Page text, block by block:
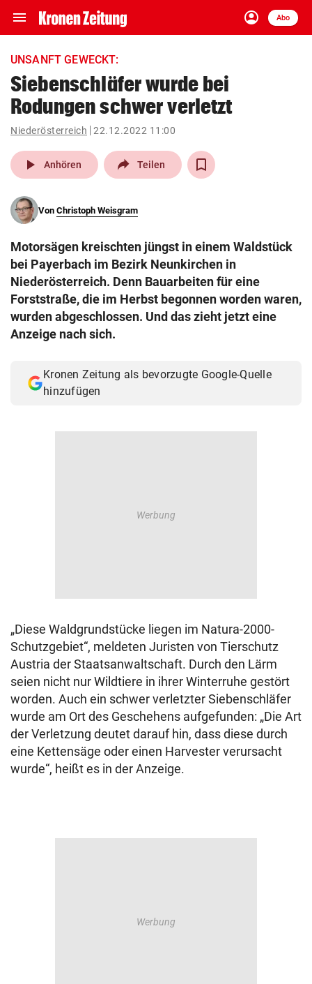
menu Navigation
ein-/ausklappen
account_circle
Anmelden
Abo
close Schließen
account_circle Anmelden
arrow_right
pin_drop
Wien arrow_right
search
eingeben
© Krone Multimedia GmbH & Co KG 2026
Muthgasse 2, 1190 Wien
UNSANFT GEWECKT:
Siebenschläfer wurde bei
Rodungen schwer verletzt
Niederösterreich 22.12.2022 11:00
play_arrow Anhören Teilen
Von Christoph Weisgram
Motorsägen kreischten jüngst in einem Waldstück
bei Payerbach im Bezirk Neunkirchen in
Niederösterreich. Denn Bauarbeiten für eine
Forststraße, die im Herbst begonnen worden waren,
wurden abgeschlossen. Und das zieht jetzt eine
Anzeige nach sich.
Kronen Zeitung als bevorzugte Google-Quelle
hinzufügen
„Diese Waldgrundstücke liegen im Natura-2000-
Schutzgebiet“, meldeten Juristen von Tierschutz
Austria der Staatsanwaltschaft. Durch den Lärm
seien nicht nur Wildtiere in ihrer Winterruhe gestört
worden. Auch ein schwer verletzter Siebenschläfer
wurde am Ort des Geschehens aufgefunden: „Die Art
der Verletzung deutet darauf hin, dass diese durch
eine Kettensäge oder einen Harvester verursacht
wurde“, heißt es in der Anzeige.